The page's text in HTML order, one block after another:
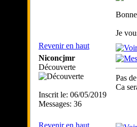
Je
Revenir en haut
Niconcjmr
Découverte
Inscrit le: 06/05/2019
Messages: 36
Pas
Ca
Revenir en haut